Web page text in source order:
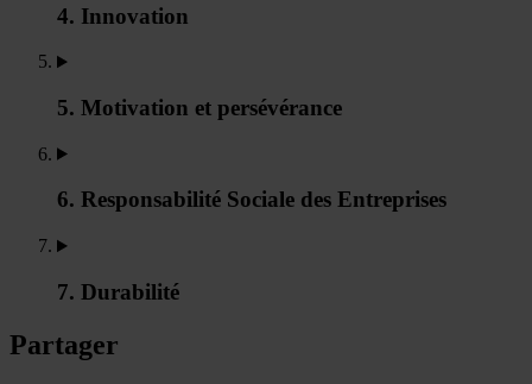
4. Innovation
5. Motivation et persévérance
6. Responsabilité Sociale des Entreprises
7. Durabilité
Partager